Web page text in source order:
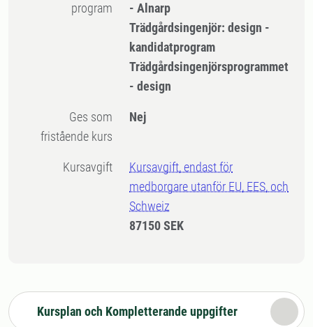
program
- Alnarp
Trädgårdsingenjör: design -
kandidatprogram
Trädgårdsingenjörsprogrammet
- design
Ges som
fristående kurs
Nej
Kursavgift
Kursavgift, endast för
medborgare utanför EU, EES, och
Schweiz
87150 SEK
Kursplan och Kompletterande uppgifter